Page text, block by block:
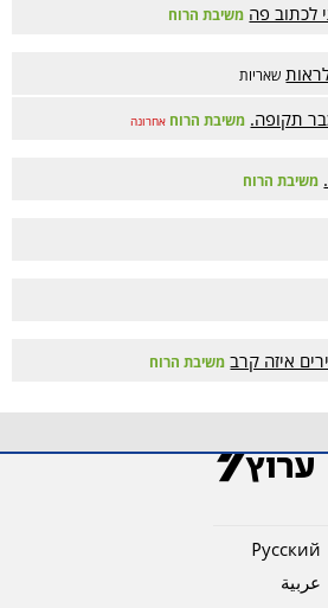
לכתוב פה משיבת הרוח
שאריות
תקופה. משיבת הרוח אחרונה
משיבת הרוח
איזה קרב משיבת הרוח
Pусский
عربية